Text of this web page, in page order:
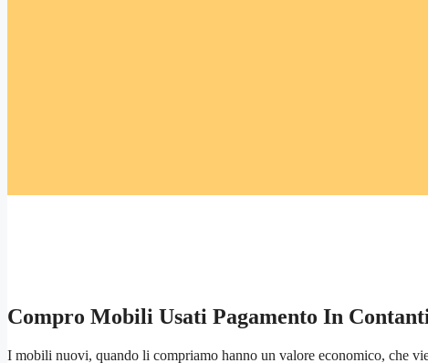
Compro Mobili Usati Pagamento In
I mobili nuovi, quando li compriamo hanno un valore economico, che